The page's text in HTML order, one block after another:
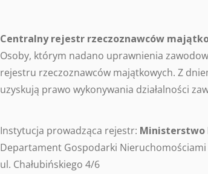
Centralny rejestr rzeczoznawców
Osoby, którym nadano uprawnienia
rejestru rzeczoznawców majątkowych. Z
uzyskują prawo wykonywania działalności
Instytucja prowadząca rejestr: Ministerstwo
Departament Gospodarki Nieruchomościami
ul. Chałubińskiego 4/6